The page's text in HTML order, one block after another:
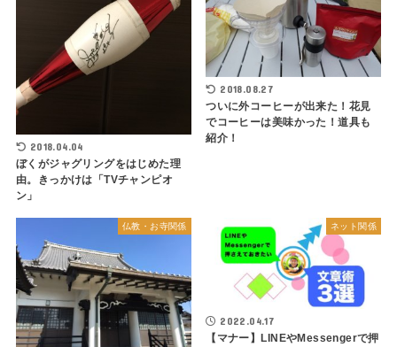
2018.04.04
ぼくがジャグリングをはじめた理
由。きっかけは「TVチャンピオ
ン」
2018.08.27
ついに外コーヒーが出来た！花見
でコーヒーは美味かった！道具も
紹介！
仏教・お寺関係 ネット関係
2022.04.17
【マナー】LINEやMessengerで押